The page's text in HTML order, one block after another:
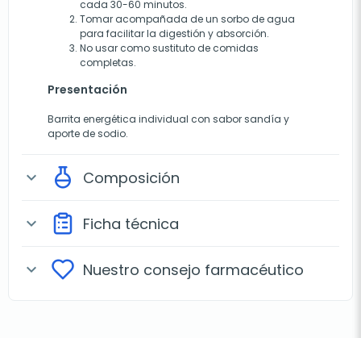
cada 30-60 minutos.
Tomar acompañada de un sorbo de agua
para facilitar la digestión y absorción.
No usar como sustituto de comidas
completas.
Presentación
Barrita energética individual con sabor sandía y
aporte de sodio.
expand_more Composición
expand_more Ficha técnica
expand_more Nuestro consejo farmacéutico